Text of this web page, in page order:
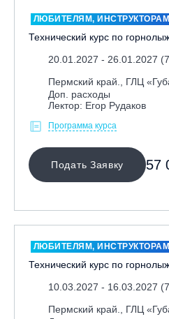
МЕСТО ПРОВЕДЕНИЯ
Байкальск, ГЛЦ «Гора
Грузия, ГК «Гудаури»
Дистанционно
Екатеринбург, ГЛЦ «Уктус»
Ижевск, КАО «Нечкино»
Иркутск, ГЛЦ «Олха»
ЛЮБИТЕЛЯМ, ИНСТРУКТОРАМ
Технический курс по
20.01.2027 - 26.01.2027
Пермский край., ГЛЦ
Доп. расходы
Лектор: Егор Рудаков
Программа курса
Подать Заявку 57
ЛЮБИТЕЛЯМ, ИНСТРУКТОРАМ
Технический курс по
10.03.2027 - 16.03.2027
Пермский край., ГЛЦ